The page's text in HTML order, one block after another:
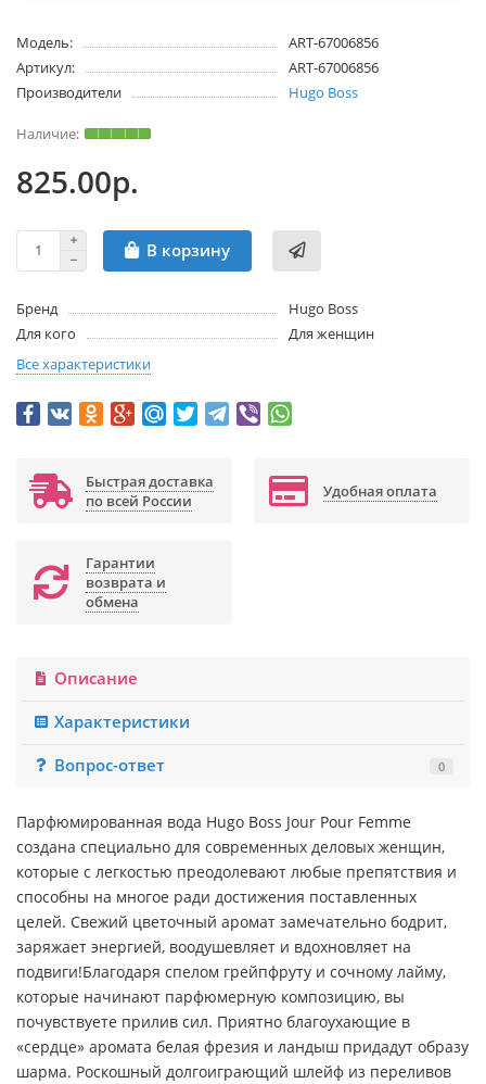
Модель:
ART-67006856
Артикул:
ART-67006856
Производители
Hugo Boss
825.00р.
В корзину
Бренд
Hugo Boss
Для кого
Для женщин
Все характеристики
Быстрая доставка
по всей России
Удобная оплата
Гарантии
возврата и
обмена
Описание
Характеристики
Вопрос-ответ
0
Парфюмированная вода Hugo Boss Jour Pour Femme
создана специально для современных деловых женщин,
которые с легкостью преодолевают любые препятствия и
способны на многое ради достижения поставленных
целей. Свежий цветочный аромат замечательно бодрит,
заряжает энергией, воодушевляет и вдохновляет на
подвиги!Благодаря спелом грейпфруту и сочному лайму,
которые начинают парфюмерную композицию, вы
почувствуете прилив сил. Приятно благоухающие в
«сердце» аромата белая фрезия и ландыш придадут образу
шарма. Роскошный долгоиграющий шлейф из переливов